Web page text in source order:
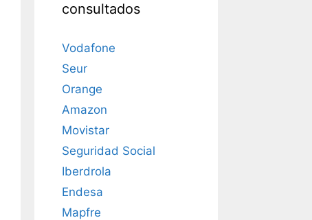
consultados
Vodafone
Seur
Orange
Amazon
Movistar
Seguridad Social
Iberdrola
Endesa
Mapfre